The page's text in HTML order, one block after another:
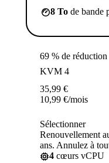
8 To de bande
69 % de réduction
KVM 4
35,99 €
10,99 €/mois
Sélectionner
Renouvellement
ans. Annulez à
4 cœurs vCPU